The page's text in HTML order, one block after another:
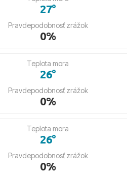
27°
Pravdepodobnosť zrážok
0%
Teplota mora
26°
Pravdepodobnosť zrážok
0%
Teplota mora
26°
Pravdepodobnosť zrážok
0%